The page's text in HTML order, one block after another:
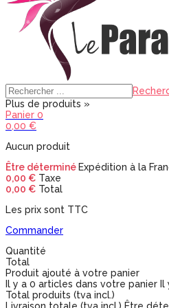
Plus de produits »
Panier 0
0,00 €
Aucun produit
Être déterminé Expédition à la
0,00 € Taxe
0,00 € Total
Les prix sont TTC
Commander
Quantité
Total
Produit ajouté à votre panier
Il y a 0 articles dans votre panier
Total produits (tva incl.)